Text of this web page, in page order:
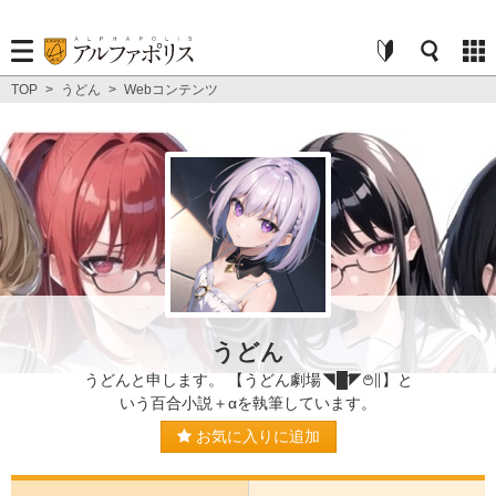
TOP > うどん > Webコンテンツ
うどん
うどんと申します。 【うどん劇場◥█̆̈◤࿉∥】と
いう百合小説＋‪αを執筆しています。
お気に入りに追加